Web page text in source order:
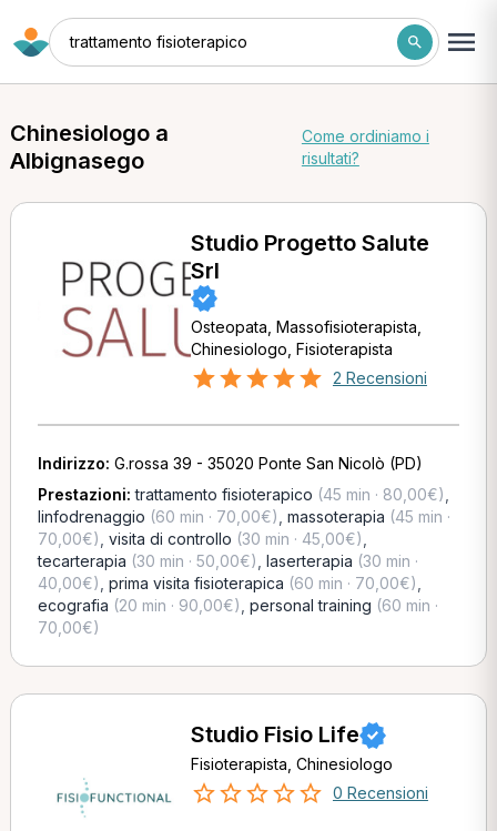
trattamento fisioterapico
Chinesiologo a
Albignasego
Come ordiniamo i
risultati?
Studio Progetto Salute
Srl
Osteopata, Massofisioterapista,
Chinesiologo, Fisioterapista
2 Recensioni
Indirizzo: G.rossa 39 - 35020 Ponte San Nicolò (PD)
Prestazioni:trattamento fisioterapico (45 min · 80,00€)
linfodrenaggio (60 min · 70,00€) massoterapia (45 min ·
70,00€) visita di controllo (30 min · 45,00€)
tecarterapia (30 min · 50,00€) laserterapia (30 min ·
40,00€) prima visita fisioterapica (60 min · 70,00€)
ecografia (20 min · 90,00€) personal training (60 min ·
70,00€)
Studio Fisio Life
Fisioterapista, Chinesiologo
0 Recensioni